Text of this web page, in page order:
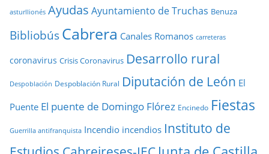
asturllionés Ayudas Ayuntamiento de Truchas Benuza
BibliobúsCabrera Canales Romanos carreteras
coronavirus Crisis Coronavirus Desarrollo rural
Despoblación Despoblación Rural Diputación de León El
Puente El puente de Domingo Flórez Encinedo Fiestas
Guerrilla antifranquista Incendio incendios Instituto de